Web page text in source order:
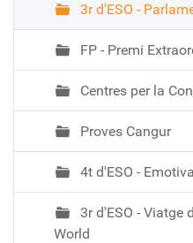
3r d'ESO -
FP - Premi
Centres per la
Proves Cangur
4t d'ESO -
3r d'ESO - Viatge
World